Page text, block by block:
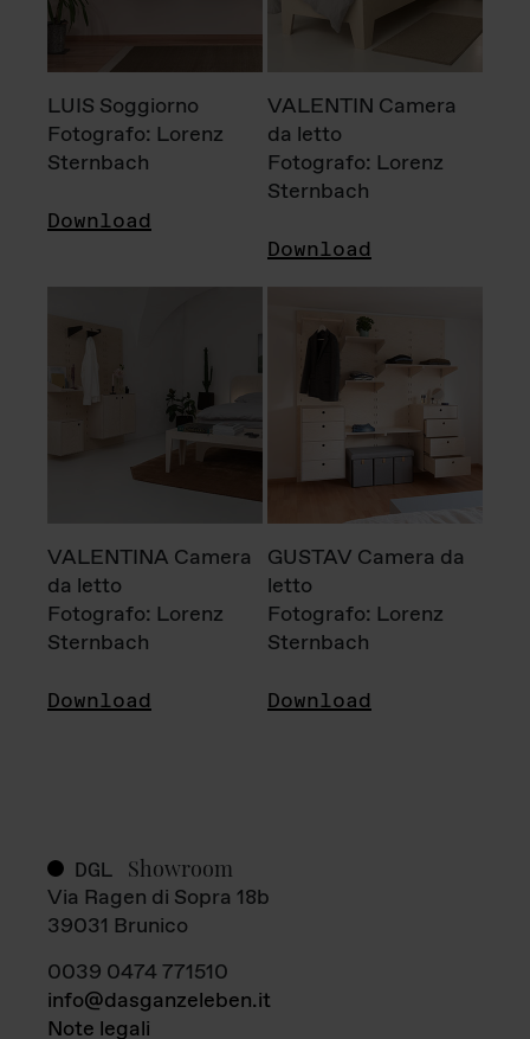
LUIS Soggiorno
Fotografo: Lorenz
Sternbach
Download
VALENTIN Camera
da letto
Fotografo: Lorenz
Sternbach
Download
VALENTINA Camera
da letto
Fotografo: Lorenz
Sternbach
Download
GUSTAV Camera da
letto
Fotografo: Lorenz
Sternbach
Download
DGL Showroom
Via Ragen di Sopra 18b
39031 Brunico
0039 0474 771510
info@dasganzeleben.it
Note legali